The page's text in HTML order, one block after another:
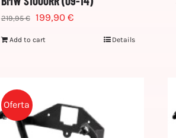
219,95€ 199,90 €
Add to cart Details
Oferta